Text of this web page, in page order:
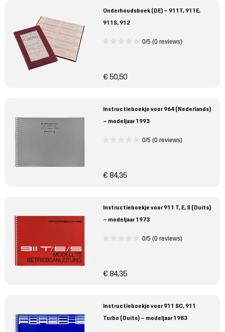
Onderhoudsboek (DE) – 911T, 911E,
911S, 912
0/5 (0 reviews)
€ 50,50
Instructieboekje voor 964 (Nederlands)
– modeljaar 1993
0/5 (0 reviews)
€ 84,35
Instructieboekje voor 911 T, E, S (Duits)
– modeljaar 1973
0/5 (0 reviews)
€ 84,35
Instructieboekje voor 911 SC, 911
Turbo (Duits) – modeljaar 1983